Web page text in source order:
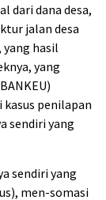
dari dana desa,
jalan desa
yang hasil
yang
penilapan
sendiri yang
sendiri yang
men-somasi